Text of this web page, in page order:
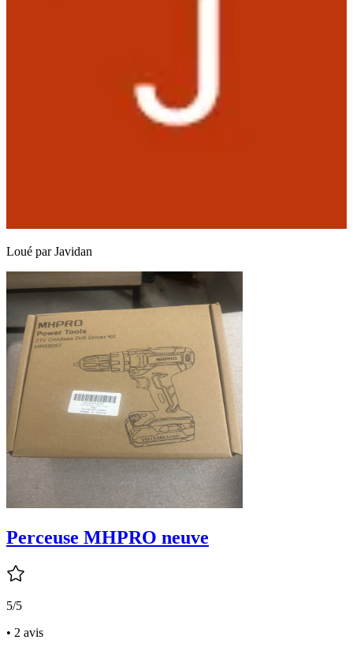
Loué parJavidan
Perceuse MHPRO neuve
5/5
• 2 avis